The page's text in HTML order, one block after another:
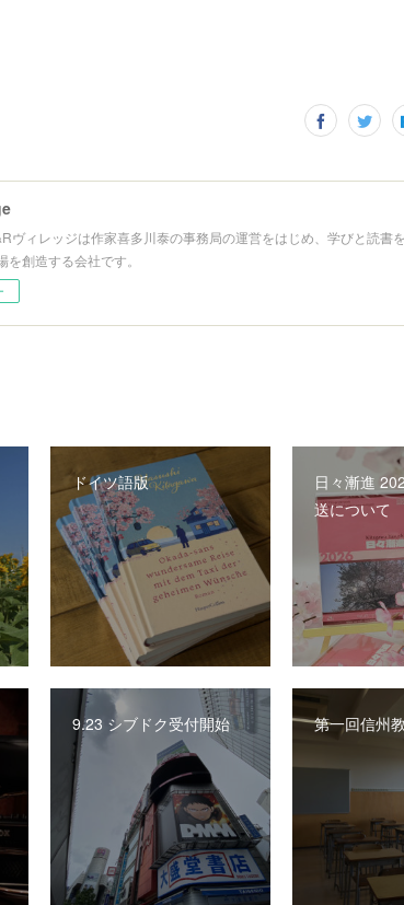
ヴィレッジは作家喜多川泰の事務局の運営をはじめ、学びと読書
を創造する会社です。
ドイツ語版
日々漸進
送について
9.23 シブドク受付開始 第一回信州